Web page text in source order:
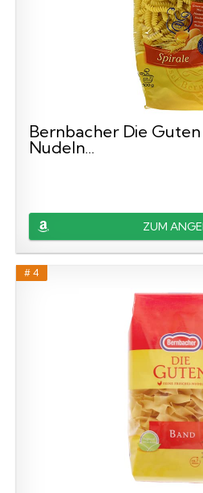
Bernbacher Die
Nudeln...
ZUM
# 4